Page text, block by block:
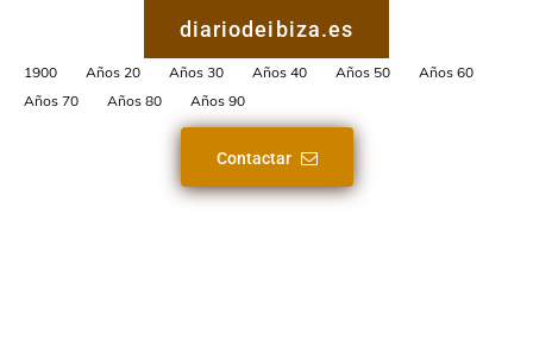
diariodeibiza.es
1900 Años 20 Años 30 Años 40 Años 50
Años 60
Años 70
Años 80 Años 90
Contactar